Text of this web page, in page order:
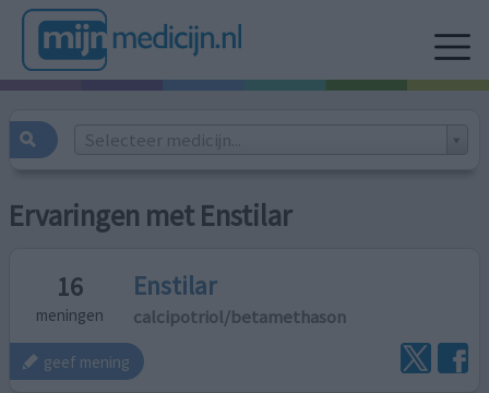
Selecteer medicijn...
Ervaringen met Enstilar
16
meningen
Enstilar
calcipotriol/​betamethason
geef mening